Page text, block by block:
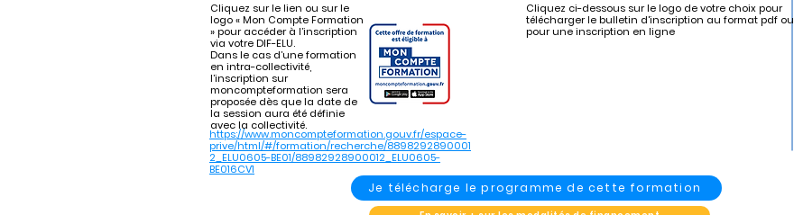
Cliquez sur le lien ou sur le
logo « Mon Compte Formation
» pour accéder à l’inscription
via votre DIF-ELU.
Dans le cas d’une formation
en intra-collectivité,
l’inscription sur
moncompteformation sera
proposée dès que la date de
la session aura été définie
avec la collectivité.
https://www.moncompteformation.gouv.fr/espace-
prive/html/#/formation/recherche/8898292890001
2_ELU0605-BE01/88982928900012_ELU0605-
BE016CV1
Cliquez ci-dessous sur le logo de votre choix pour
télécharger le bulletin d'inscription au format pdf ou
pour une inscription en ligne
Je télécharge le programme de cette formation